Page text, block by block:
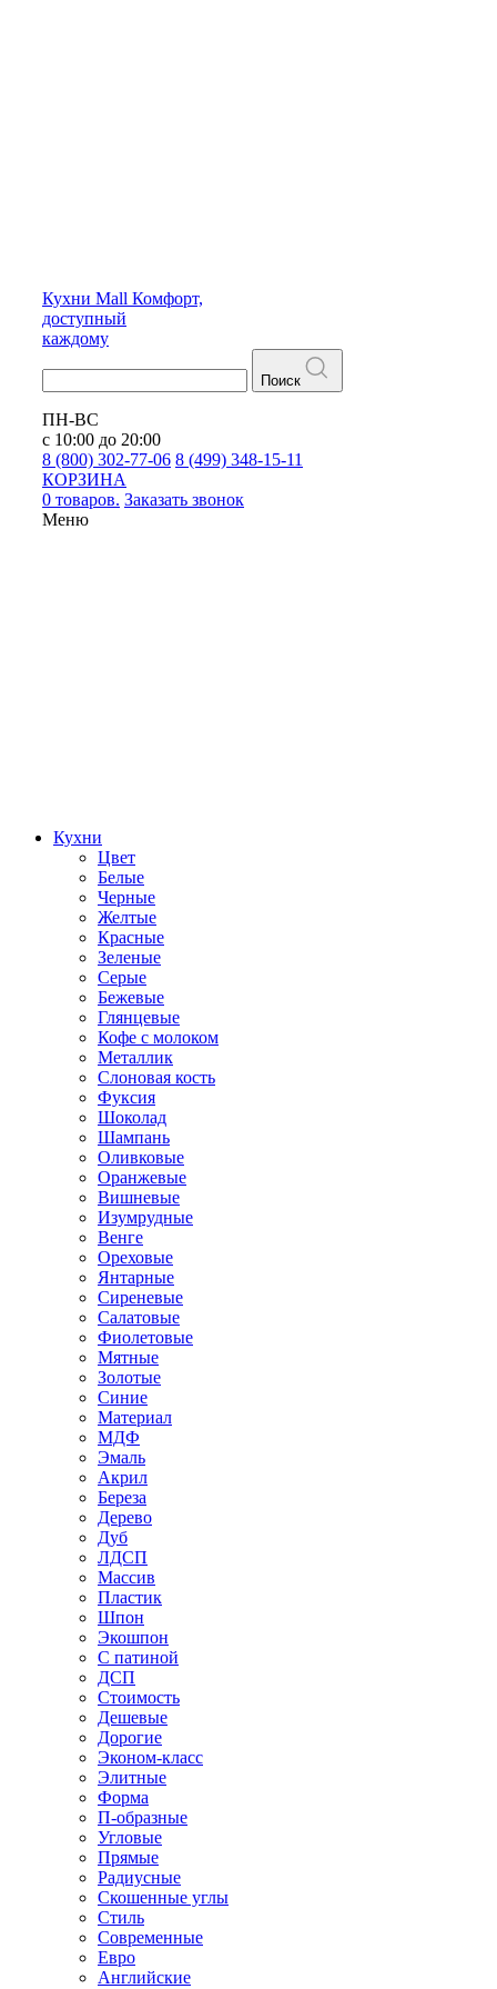
Кухни Mall Комфорт,
доступный
каждому
Поиск
ПН-ВС
с 10:00 до 20:00
8 (800) 302-77-06 8 (499) 348-15-11
КОРЗИНА
0 товаров. Заказать звонок
Меню
Кухни
Цвет
Белые
Черные
Желтые
Красные
Зеленые
Серые
Бежевые
Глянцевые
Кофе с молоком
Металлик
Слоновая кость
Фуксия
Шоколад
Шампань
Оливковые
Оранжевые
Вишневые
Изумрудные
Венге
Ореховые
Янтарные
Сиреневые
Салатовые
Фиолетовые
Мятные
Золотые
Синие
Материал
МДФ
Эмаль
Акрил
Береза
Дерево
Дуб
ЛДСП
Массив
Пластик
Шпон
Экошпон
С патиной
ДСП
Стоимость
Дешевые
Дорогие
Эконом-класс
Элитные
Форма
П-образные
Угловые
Прямые
Радиусные
Скошенные углы
Стиль
Современные
Евро
Английские